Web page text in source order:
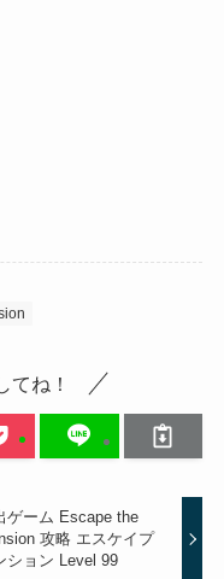
てね！
ゲーム Escape the
攻略 エスケイプ
ション Level 99